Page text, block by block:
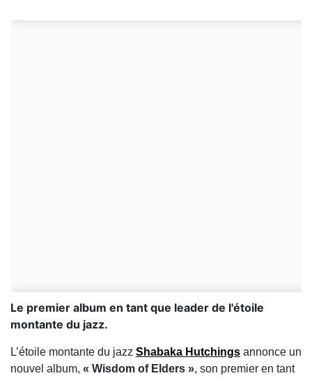
Le premier album en tant que leader de l'étoile
montante du jazz.
L’étoile montante du jazz Shabaka Hutchings annonce un
nouvel album, « Wisdom of Elders », son premier en tant